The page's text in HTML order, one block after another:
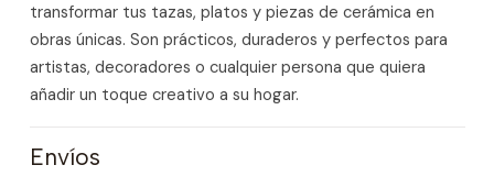
transformar tus tazas, platos y piezas de cerámica en
obras únicas. Son prácticos, duraderos y perfectos para
artistas, decoradores o cualquier persona que quiera
añadir un toque creativo a su hogar.
Envíos